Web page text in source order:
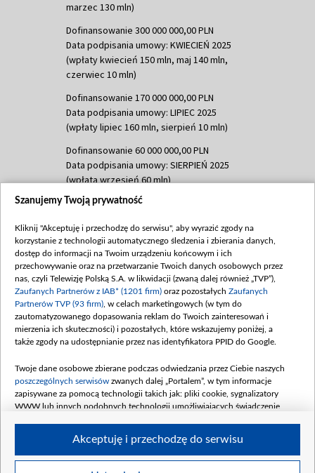
marzec 130 mln)
Dofinansowanie 300 000 000,00 PLN
Data podpisania umowy: KWIECIEŃ 2025
(wpłaty kwiecień 150 mln, maj 140 mln,
czerwiec 10 mln)
Dofinansowanie 170 000 000,00 PLN
Data podpisania umowy: LIPIEC 2025
(wpłaty lipiec 160 mln, sierpień 10 mln)
Dofinansowanie 60 000 000,00 PLN
Data podpisania umowy: SIERPIEŃ 2025
(wpłata wrzesień 60 mln)
Dofinansowanie 635 783 051,21 PLN
(wpłata wrzesień 100 mln, październik 350
mln, listopad 265 mln)
Dofinansowanie 48 862 000,00 PLN
Data podpisania umowy: GRUDZIEŃ 2025
(wpłata grudzień 60,548 mln)
Dofinansowanie 900 000 000,00 PLN
Data podpisania umowy: LUTY 2026 (wpłata
kwiecień 180 mln, 7 maja 180 mln, 8
czerwca 90 mln)
Dofinansowanie 250 000 000,00 PLN
4 sierpnia 250 mln
Szanujemy Twoją prywatność
Kliknij "Akceptuję i przechodzę do serwisu", aby wyrazić zgody na
korzystanie z technologii automatycznego śledzenia i zbierania danych,
dostęp do informacji na Twoim urządzeniu końcowym i ich
przechowywanie oraz na przetwarzanie Twoich danych osobowych przez
nas, czyli Telewizję Polską S.A. w likwidacji (zwaną dalej również „TVP”),
Zaufanych Partnerów z IAB* (1201 firm) oraz pozostałych Zaufanych
Partnerów TVP (93 firm) , w celach marketingowych (w tym do
zautomatyzowanego dopasowania reklam do Twoich zainteresowań i
mierzenia ich skuteczności) i pozostałych, które wskazujemy poniżej, a
także zgody na udostępnianie przez nas identyfikatora PPID do Google.
Twoje dane osobowe zbierane podczas odwiedzania przez Ciebie naszych
poszczególnych serwisów zwanych dalej „Portalem”, w tym informacje
zapisywane za pomocą technologii takich jak: pliki cookie, sygnalizatory
WWW lub innych podobnych technologii umożliwiających świadczenie
Twoje dane osobowe zbierane podczas odwiedzania przez Ciebie
Akceptuję i przechodzę do serwisu